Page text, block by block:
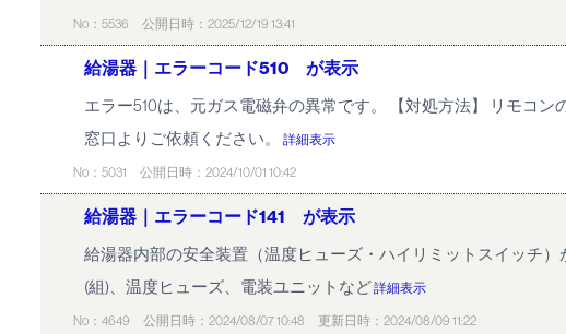
No：5536 公開日時：2025/12/19 13:41
給湯器｜エラーコード510 が表示
エラー510は、元ガス電磁弁の異常です。 【対処方法】 リモコ
窓口よりご依頼ください。
詳細表示
No：5031 公開日時：2024/10/01 10:42
給湯器｜エラーコード141 が表示
給湯器内部の安全装置（温度ヒューズ・ハイリミットスイッチ
(組)、温度ヒューズ、電装ユニットなど詳細表示
No：4649 公開日時：2024/08/07 10:48 更新日時：2024/08/09 11:22